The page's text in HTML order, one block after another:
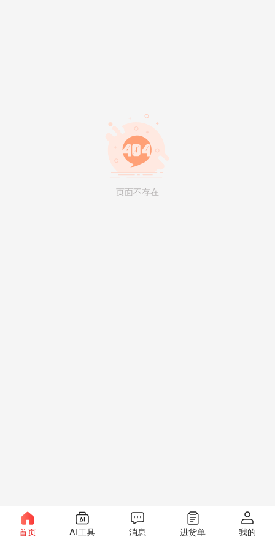
页面不存在
首页 AI工具 消息 进货单 我的